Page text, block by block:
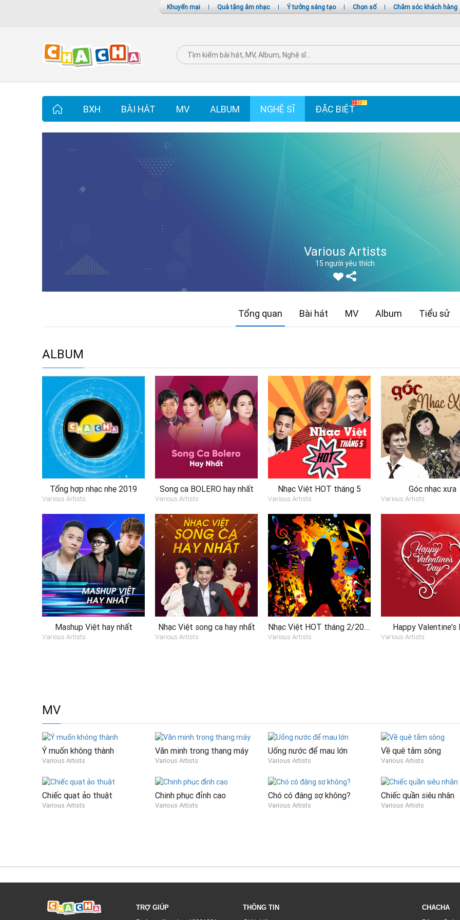
Khuyến mại | Quà tặng âm nhạc | Ý tưởng sáng tạo | Chọn số | Chăm sóc khách hàng
BXH BÀI HÁT MV ALBUM NGHỆ SĨ ĐẶC BIỆT
Various Artists
15 người yêu thích
Tổng quan Bài hát MV Album Tiểu sử
ALBUM
Tổng hợp nhạc nhẹ 2019
Various Artists
Song ca BOLERO hay nhất
Various Artists
Nhạc Việt HOT tháng 5
Various Artists
Góc nhạc xưa
Various Artists
Mashup Việt hay nhất
Various Artists
Nhạc Việt song ca hay nhất
Various Artists
Nhạc Việt HOT tháng 2/2019
Various Artists
Happy Valentine's
Various Artists
MV
Ý muốn không thành
Various Artists
Văn minh trong thang máy
Various Artists
Uống nước để mau lớn
Various Artists
Về quê tắm sông
Various Artists
Chiếc quạt ảo thuật
Various Artists
Chinh phục đỉnh cao
Various Artists
Chó có đáng sợ không?
Various Artists
Chiếc quần siêu nhân
Various Artists
TRỢ GIÚP
THÔNG TIN
CHACHA